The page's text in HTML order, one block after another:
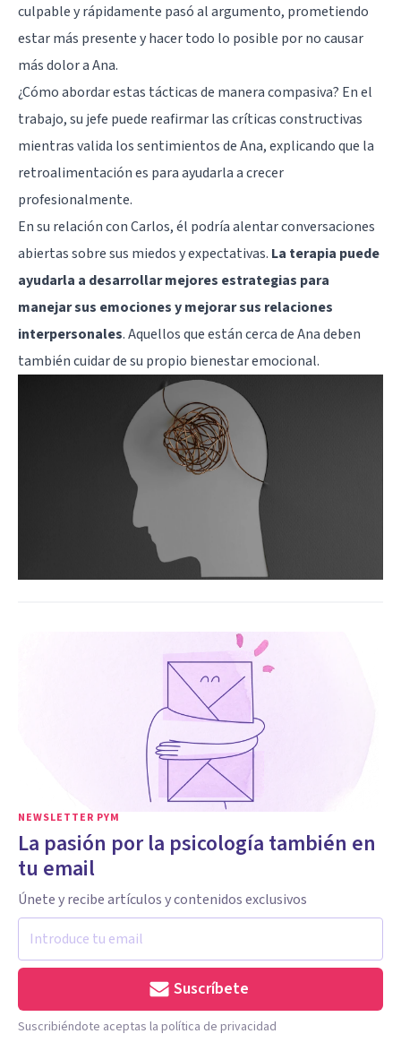
culpable y rápidamente pasó al argumento, prometiendo
estar más presente y hacer todo lo posible por no causar
más dolor a Ana.
¿Cómo abordar estas tácticas de manera compasiva? En el
trabajo, su jefe puede reafirmar las críticas constructivas
mientras valida los sentimientos de Ana, explicando que la
retroalimentación es para ayudarla a crecer
profesionalmente.
En su relación con Carlos, él podría alentar conversaciones
abiertas sobre sus miedos y expectativas. La terapia puede
ayudarla a desarrollar mejores estrategias para
manejar sus emociones y mejorar sus relaciones
interpersonales. Aquellos que están cerca de Ana deben
también cuidar de su propio bienestar emocional.
NEWSLETTER PYM
La pasión por la psicología también en
tu email
Únete y recibe artículos y contenidos exclusivos
Suscríbete
Suscribiéndote aceptas la política de privacidad